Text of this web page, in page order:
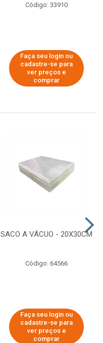
Código: 33910
Faça seu login ou
cadastre-se para
ver preços e
comprar
SACO A VÁCUO - 20X30CM
Código: 64566
Faça seu login ou
cadastre-se para
ver preços e
comprar